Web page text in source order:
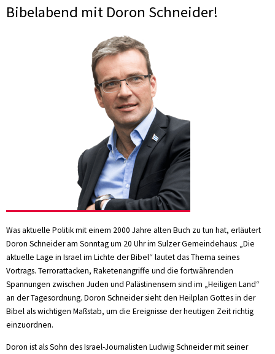
Bibelabend mit Doron Schneider!
Was aktuelle Politik mit einem 2000 Jahre alten Buch zu tun hat, erläutert
Doron Schneider am Sonntag um 20 Uhr im Sulzer Gemeindehaus: „Die
aktuelle Lage in Israel im Lichte der Bibel“ lautet das Thema seines
Vortrags. Terrorattacken, Raketenangriffe und die fortwährenden
Spannungen zwischen Juden und Palästinensern sind im „Heiligen Land“
an der Tagesordnung. Doron Schneider sieht den Heilplan Gottes in der
Bibel als wichtigen Maßstab, um die Ereignisse der heutigen Zeit richtig
einzuordnen.
Doron ist als Sohn des Israel-Journalisten Ludwig Schneider mit seiner